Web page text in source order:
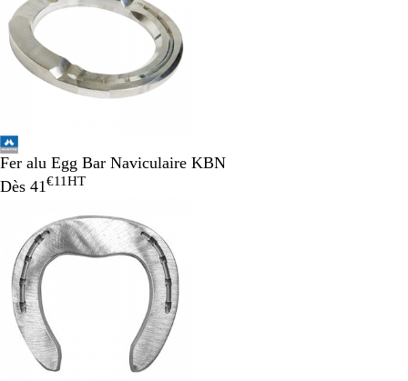
Fer alu Egg Bar Naviculaire KBN
Dès 41€11HT